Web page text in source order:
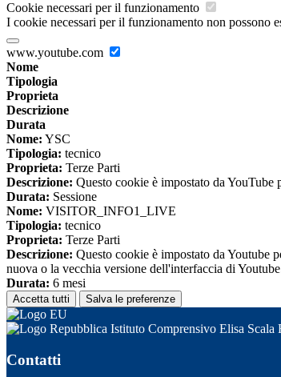
Cookie necessari per il funzionamento
I cookie necessari per il funzionamento non possono
www.youtube.com
Nome
Tipologia
Proprieta
Descrizione
Durata
Nome: YSC
Tipologia: tecnico
Proprieta: Terze Parti
Descrizione: Questo cookie è impostato da
Durata: Sessione
Nome: VISITOR_INFO1_LIVE
Tipologia: tecnico
Proprieta: Terze Parti
Descrizione: Questo cookie è impostato da Youtube
nuova o la vecchia versione dell'interfaccia di
Durata: 6 mesi
Accetta tutti Salva le preferenze
Istituto Comprensivo Elisa Scala
Contatti